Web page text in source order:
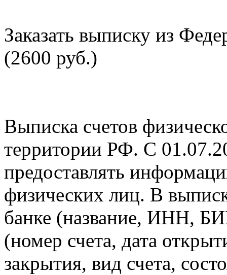
Заказать выписку из
(2600 руб.)
Выписка счетов
территории РФ. С
предоставлять
физических лиц. В
банке (название, ИНН,
(номер счета, дата
закрытия, вид счета,